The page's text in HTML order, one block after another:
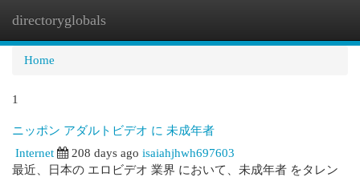
directoryglobals
Home
1
ニッポン アダルトビデオ に 未成年者
Internet
208 days ago isaiahjhwh697603
最近、日本の エロビデオ 業界 において、未成年者 をタレン